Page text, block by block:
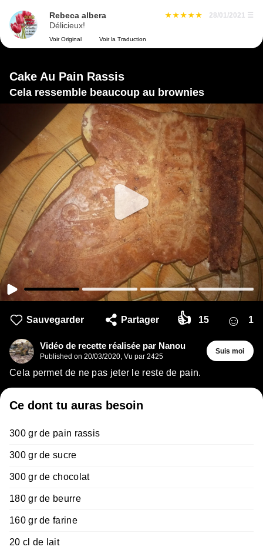
Rebeca albera 28/01/2021 ☰
Délicieux!
Voir Original Voir la Traduction
Cake Au Pain Rassis
Cela ressemble beaucoup au brownies
Sauvegarder Partager 👍 15 ☺ 1
Vidéo de recette réalisée par Nanou
Published on 20/03/2020, Vu par 2425
Suis moi
Cela permet de ne pas jeter le reste de pain.
Ce dont tu auras besoin
300 gr de pain rassis
300 gr de sucre
300 gr de chocolat
180 gr de beurre
160 gr de farine
20 cl de lait